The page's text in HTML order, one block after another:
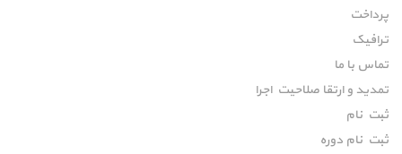
پرداخت
ترافیک
تماس با ما
تمدید و ارتقا صلاحیت اجرا
ثبت نام
ثبت نام دوره